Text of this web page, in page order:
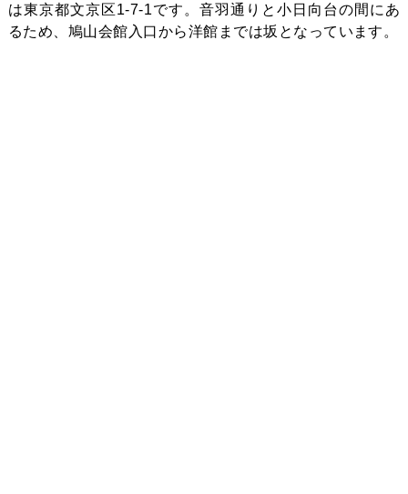
は東京都文京区1-7-1です。音羽通りと小日向台の間にあ
るため、鳩山会館入口から洋館までは坂となっています。